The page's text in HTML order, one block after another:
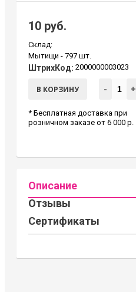
10 руб.
Склад:
Мытищи - 797 шт.
ШтрихКод: 2000000003023
В КОРЗИНУ - +
* Бесплатная доставка при
розничном заказе от 6 000 р.
Описание
Отзывы
Сертификаты